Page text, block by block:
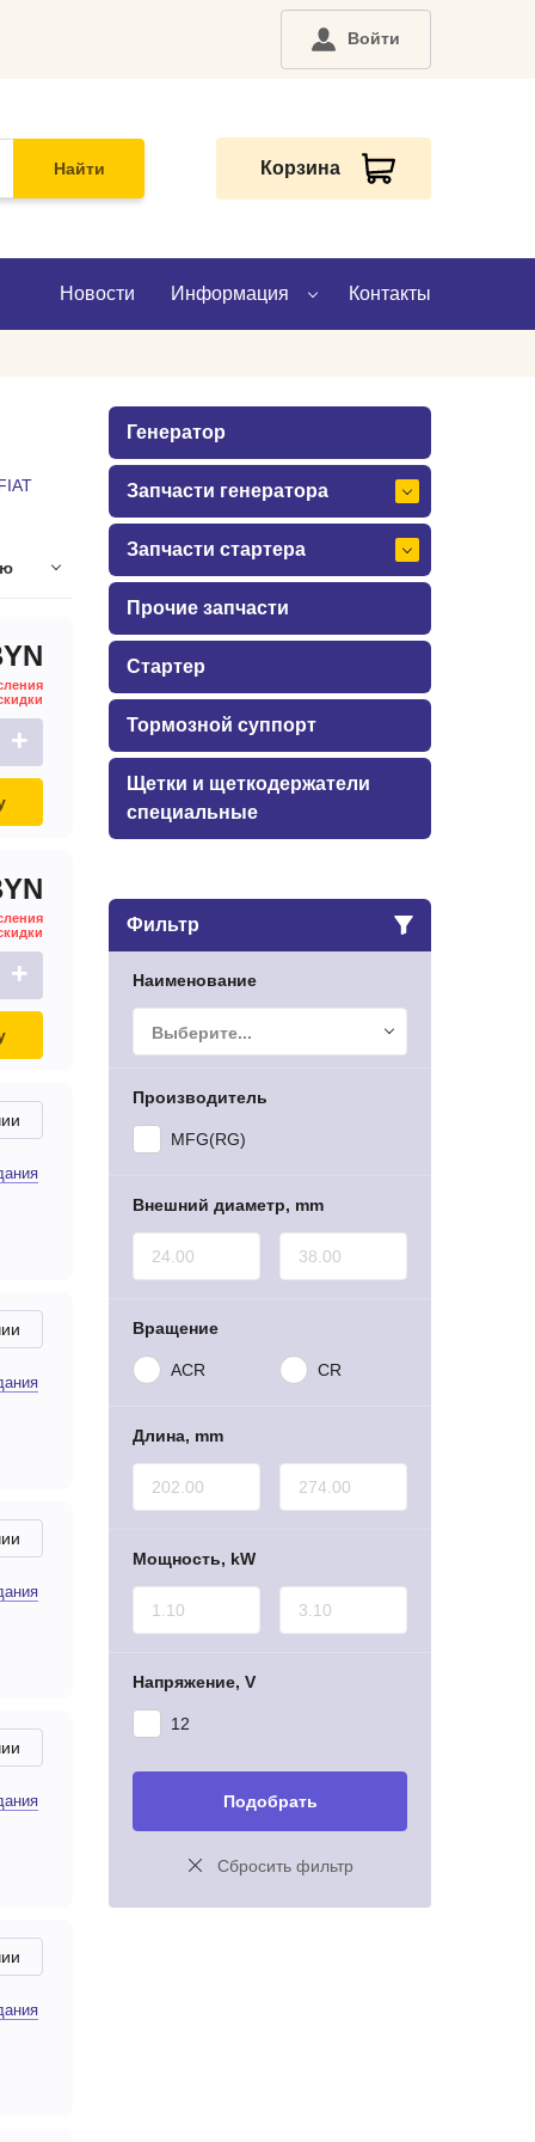
Войти
Найти Корзина
Новости Информация
Доставка
Оплата
Контакты
+
+
Генератор
Запчасти генератора
Запчасти стартера
Прочие запчасти
Стартер
Тормозной суппорт
Щетки и щеткодержатели
специальные
Фильтр
Наименование
Выберите...
Производитель
MFG(RG)
Внешний диаметр, mm
Вращение
ACR CR
Длина, mm
Мощность, kW
Напряжение, V
12
Подобрать
Сбросить фильтр